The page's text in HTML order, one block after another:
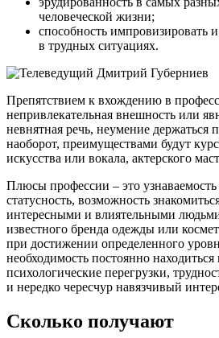
человеческой жизни;
способность импровизировать
в трудных ситуациях.
Препятствием к вхождению в
непривлекательная внешность или
невнятная речь, неумение держаться
наоборот, преимуществами будут
искусства или вокала, актерского
Плюсы профессии – это
статусность, возможность
интересными и влиятельными
известного бренда одежды или
при достижении определенного
необходимость постоянно
психологические перегрузки,
и нередко чересчур навязчивый
Сколько получают